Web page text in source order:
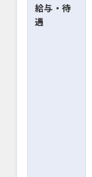
給与・待
遇